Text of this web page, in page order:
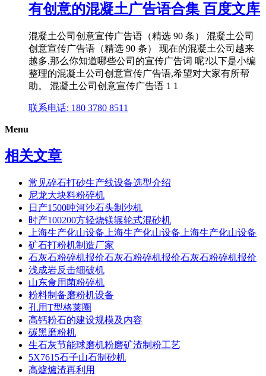
有创意的混凝土广告语合集 百度文库
混凝土公司创意宣传广告语（精选 90 条） 混凝土公司
创意宣传广告语（精选 90 条） 现在的混凝土公司越来
越多,那么你知道哪些公司的宣传广告词 呢?以下是小编
整理的混凝土公司创意宣传广告语,希望对大家有所帮
助。 混凝土公司创意宣传广告语 1 1
联系电话: 180 3780 8511
Menu
相关文章
常见碎石打砂生产线设备选型介绍
尼龙大块料粉碎机
日产1500吨河沙石头制沙机
时产100200方轻烧镁辗轮式混砂机
上海生产化山设备上海生产化山设备上海生产化山设备
矿石打粉机制造厂家
石灰石粉碎机报价石灰石粉碎机报价石灰石粉碎机报价
浅成岩反击细破机
山东食用菌粉碎机
粉料制备磨粉机设备
孔用T型格莱圈
高钙粉石的建设规模及内容
碳黑磨粉机
生石灰节能球磨机粉磨矿渣制粉工艺
5X7615石子山石制砂机
高爐爐渣再利用